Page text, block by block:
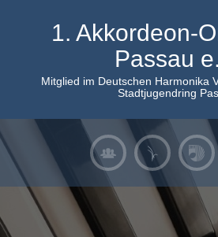
1. Akkordeon-
Passau
Mitglied im Deutschen Harmonika
Stadtjugendring